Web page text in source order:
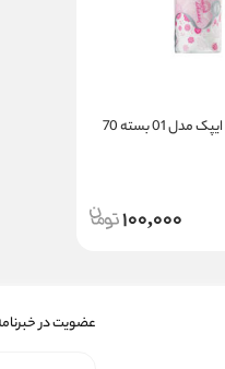
پد آرایش پاک کن ایپک مدل 01 بسته 70
100,000
عضویت در